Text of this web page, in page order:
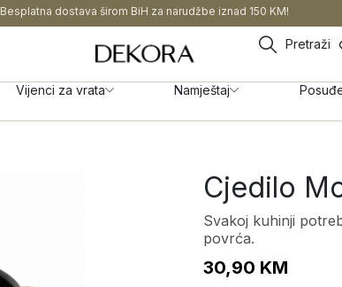
Besplatna dostava širom BiH za narudžbe iznad 150 KM!
Pretraži
Vijenci za vrata Namještaj
Cjedilo
Svakoj kuhinji
povrća.
30,90 KM